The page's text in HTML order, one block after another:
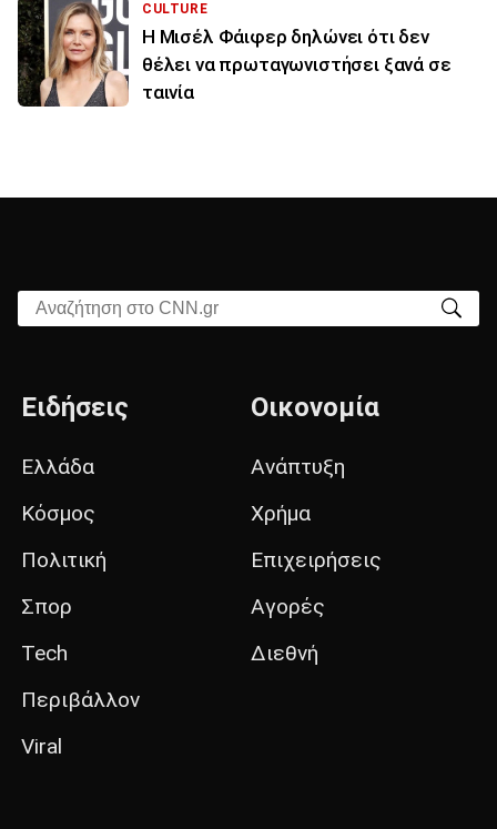
CULTURE
Η Μισέλ Φάιφερ δηλώνει ότι δεν
θέλει να πρωταγωνιστήσει ξανά σε
ταινία
Αναζήτηση στο CNN.gr
Ειδήσεις
Ελλάδα
Κόσμος
Πολιτική
Σπορ
Tech
Περιβάλλον
Viral
Οικονομία
Ανάπτυξη
Χρήμα
Επιχειρήσεις
Αγορές
Διεθνή